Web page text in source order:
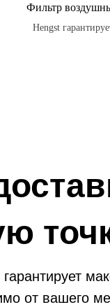
Фильтр
Hengst
от вашего